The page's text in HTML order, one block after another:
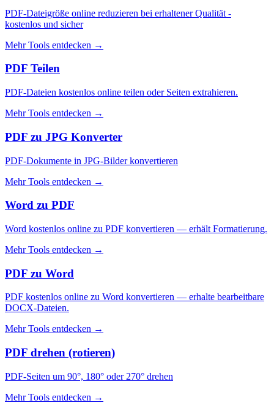
PDF-Dateigröße online reduzieren bei erhaltener Qualität -
kostenlos und sicher
Mehr Tools entdecken →
PDF Teilen
PDF-Dateien kostenlos online teilen oder Seiten extrahieren.
Mehr Tools entdecken →
PDF zu JPG Konverter
PDF-Dokumente in JPG-Bilder konvertieren
Mehr Tools entdecken →
Word zu PDF
Word kostenlos online zu PDF konvertieren — erhält Formatierung.
Mehr Tools entdecken →
PDF zu Word
PDF kostenlos online zu Word konvertieren — erhalte bearbeitbare
DOCX-Dateien.
Mehr Tools entdecken →
PDF drehen (rotieren)
PDF-Seiten um 90°, 180° oder 270° drehen
Mehr Tools entdecken →